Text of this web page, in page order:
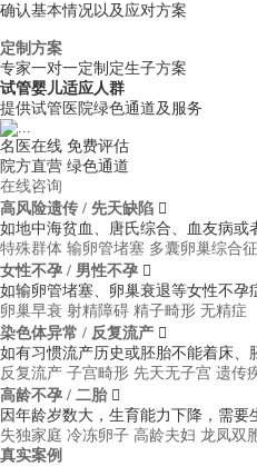
确认基本情况以及应对方案
定制方案
专家一对一定制定生子方案
试管婴儿适应人群
提供试管医院绿色通道及服务
名医在线 免费评估
院方直营 绿色通道
在线咨询
高风险遗传 / 先天缺陷 
如地中海贫血、唐氏综合、血友病
特殊群体 输卵管堵塞 多囊卵巢综合征
女性不孕 / 男性不孕 
如输卵管堵塞、卵巢衰退等女性不
卵巢早衰 射精障碍 精子畸形 无精症
染色体异常 / 反复流产 
如有习惯流产历史或胚胎不能着床、
反复流产 子宫畸形 先天无子宫 遗传
高龄不孕 / 二胎 
因年龄岁数大，生育能力下降，需要
失独家庭 冷冻卵子 高龄夫妇 龙凤双
真实案例